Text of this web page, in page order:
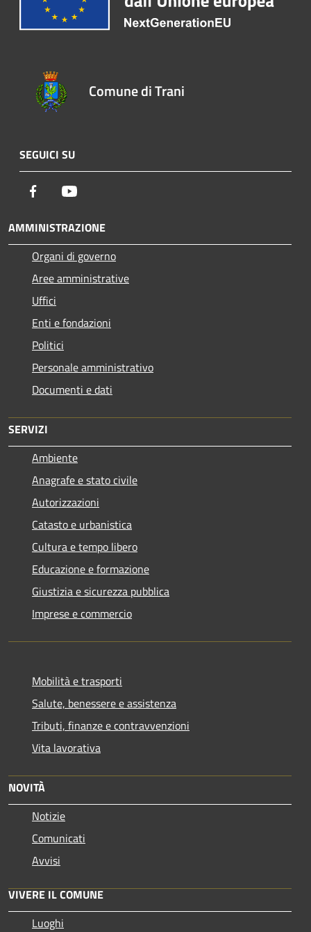
Comune di Trani
SEGUICI SU
Facebook
AMMINISTRAZIONE
Organi di governo
Aree amministrative
Uffici
Enti e fondazioni
Politici
Personale amministrativo
Documenti e dati
SERVIZI
Ambiente
Anagrafe e stato civile
Autorizzazioni
Catasto e urbanistica
Cultura e tempo libero
Educazione e formazione
Giustizia e sicurezza pubblica
Imprese e commercio
Mobilità e trasporti
Salute, benessere e assistenza
Tributi, finanze e contravvenzioni
Vita lavorativa
NOVITÀ
Notizie
Comunicati
Avvisi
VIVERE IL COMUNE
Luoghi